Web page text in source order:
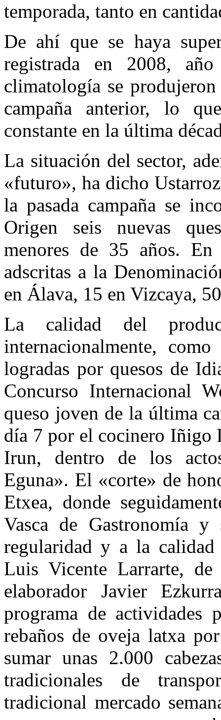
temporada, tanto en
De ahí que se haya
registrada en 2008,
climatología se
campaña anterior, lo
constante en la última
La situación del sector,
«futuro», ha dicho
la pasada campaña se
Origen seis nuevas
menores de 35 años.
adscritas a la
en Álava, 15 en Vizcaya,
La calidad del
internacionalmente,
logradas por quesos de
Concurso Internacional
queso joven de la última
día 7 por el cocinero Iñigo
Irun, dentro de los
Eguna». El «corte» de
Etxea, donde
Vasca de Gastronomía
regularidad y a la
Luis Vicente Larrarte,
elaborador Javier
programa de actividades
rebaños de oveja latxa
sumar unas 2.000
tradicionales de
tradicional mercado